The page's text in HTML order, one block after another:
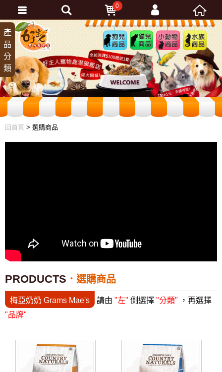
狗兒
商品
貓兒
商品
小動
物商
品
水族
商品
回首頁 > 選購商品
產
品
分
類
PRODUCTS 選購商品
梅亞奶奶 Grams Mae's 請由 "左" 側選擇 "分類" ，再選擇
"品牌"
0
會員登入
忘記密碼
加入會員
訂單查詢